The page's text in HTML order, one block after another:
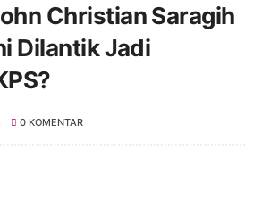
Christian Saragih
Dilantik Jadi
0 KOMENTAR